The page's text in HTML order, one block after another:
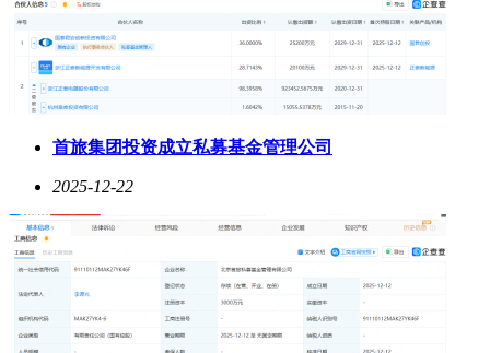
首旅集团投资成立私募基金管理公司
2025-12-22